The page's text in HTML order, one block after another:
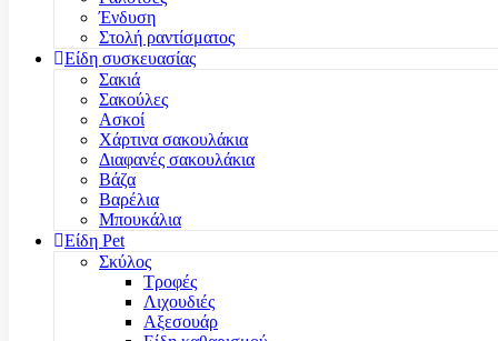
Ένδυση
Στολή ραντίσματος
Είδη συσκευασίας
Σακιά
Σακούλες
Ασκοί
Χάρτινα σακουλάκια
Διαφανές σακουλάκια
Βάζα
Βαρέλια
Μπουκάλια
Είδη Pet
Σκύλος
Τροφές
Λιχουδιές
Αξεσουάρ